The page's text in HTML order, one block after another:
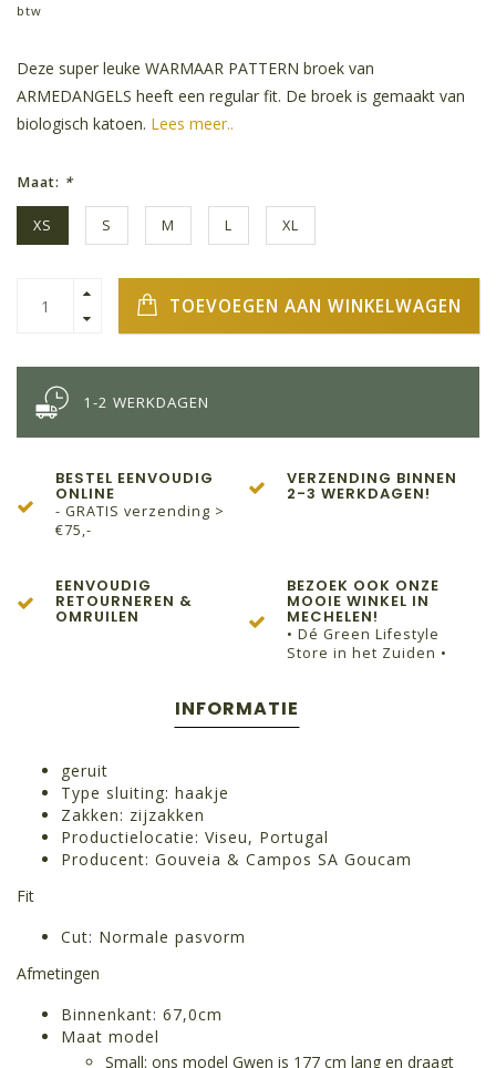
btw
Deze super leuke WARMAAR PATTERN broek van
ARMEDANGELS heeft een regular fit. De broek is gemaakt van
biologisch katoen. Lees meer..
Maat: *
XS S M L XL
TOEVOEGEN AAN WINKELWAGEN
1-2 WERKDAGEN
BESTEL EENVOUDIG
ONLINE
- GRATIS verzending >
€75,-
VERZENDING BINNEN
2-3 WERKDAGEN!
EENVOUDIG
RETOURNEREN &
OMRUILEN
BEZOEK OOK ONZE
MOOIE WINKEL IN
MECHELEN!
• Dé Green Lifestyle
Store in het Zuiden •
INFORMATIE
geruit
Type sluiting: haakje
Zakken: zijzakken
Productielocatie: Viseu, Portugal
Producent: Gouveia & Campos SA Goucam
Fit
Cut: Normale pasvorm
Afmetingen
Binnenkant: 67,0cm
Maat model
Small: ons model Gwen is 177 cm lang en draagt